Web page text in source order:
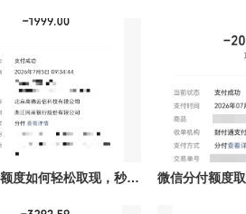
微信分付额度如何轻松取现，秒到账技巧全解析！